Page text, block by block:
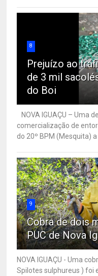
8
Prejuízo ao
de 3 mil
do Boi
NOVA IGUAÇU – Uma
comercialização de
do 20º BPM (Mesquita) a
9
Cobra de dois
PUC de Nova
NOVA IGUAÇU - Uma
Spilotes sulphureus ) foi